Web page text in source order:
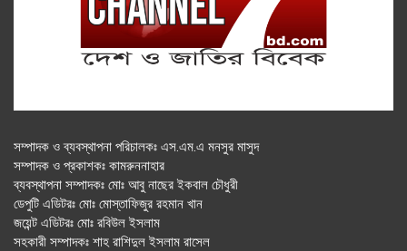
সম্পাদক ও ব্যবস্থাপনা পরিচালকঃ এস.এম.এ মনসুর মাসুদ
সম্পাদক ও প্রকাশকঃ কামরুননাহার
ব্যবস্থাপনা সম্পাদকঃ মোঃ আবু নাছের ইকবাল চৌধুরী
ডেপুটি এডিটরঃ মোঃ মোস্তাফিজুর রহমান খান
জয়েন্ট এডিটরঃ মোঃ রবিউল ইসলাম
সহকারী সম্পাদকঃ শাহ রাশিদুল ইসলাম রাসেল